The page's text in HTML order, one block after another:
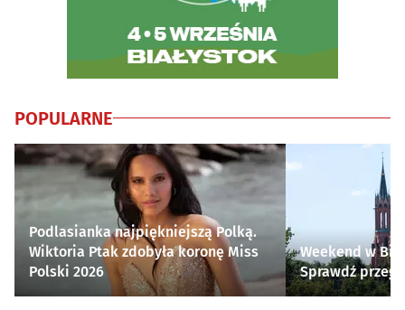
POPULARNE
Podlasianka najpiękniejszą Polką.
Wiktoria Ptak zdobyła koronę Miss
Polski 2026
Weekend w
Sprawdź